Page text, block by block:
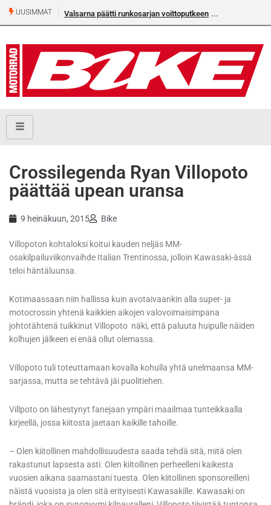
UUSIMMAT Valsarna päätti runkosarjan voittoputkeen
Crossilegenda Ryan Villopoto
päättää upean uransa
9 heinäkuun, 2015 Bike
Villopoton kohtaloksi koitui kauden neljäs MM-
osakilpailuviikonvaihde Italian Trentinossa, jolloin Kawasaki-ässä
teloi häntäluunsa.
Kotimaassaan niin hallissa kuin avotaivaankin alla super- ja
motocrossin yhtenä kaikkien aikojen valovoimaisimpana
johtotähtenä tuikkinut Villopoto näki, että paluuta huipulle näiden
kolhujen jälkeen ei enää ollut olemassa.
Villopoto tuli toteuttamaan kovalla kohulla yhtä unelmaansa MM-
sarjassa, mutta se tehtävä jäi puolitiehen.
Villpoto on lähestynyt fanejaan ympäri maailmaa tunteikkaalla
kirjeellä, jossa kiitosta jaetaan kaikille tahoille.
– Olen kiitollinen mahdollisuudesta saada tehdä sitä, mitä olen
rakastunut lapsesta asti. Olen kiitollinen perheelleni kaikesta
vuosien aikana saamastani tuesta. Olen kiitollinen sponsoreilleni
näistä vuosista ja olen sitä erityisesti Kawasakille. Kawasaki on